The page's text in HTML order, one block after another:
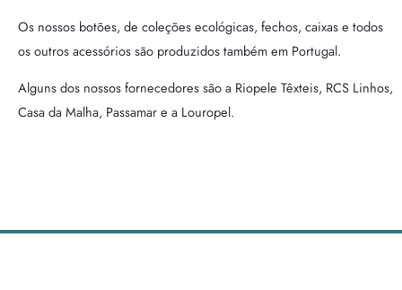
Os nossos botões, de coleções ecológicas, fechos, caixas e todos
os outros acessórios são produzidos também em Portugal.
Alguns dos nossos fornecedores são a Riopele Têxteis, RCS Linhos,
Casa da Malha, Passamar e a Louropel.